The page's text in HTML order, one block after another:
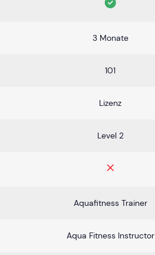
3 Monate
101
Lizenz
Level 2
Aquafitness Trainer
Aqua Fitness Instructor